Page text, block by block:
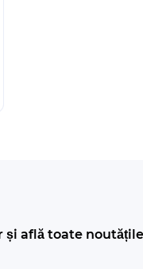
și află toate noutățile